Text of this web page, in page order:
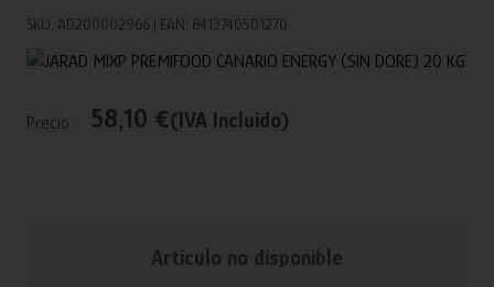
SKU: AD200002966 | EAN: 8413740501270
Precio: 58,10 €(IVA Incluido)
Articulo no disponible